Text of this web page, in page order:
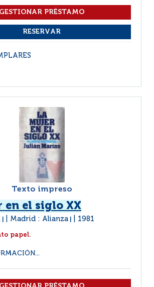
Texto impreso
en el siglo XX
Madrid : Alianza 1981
papel.